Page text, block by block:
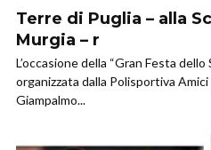
Terre di Puglia – alla
Murgia – r
L’occasione della “Gran Festa
organizzata dalla Polisportiva
Giampalmo...